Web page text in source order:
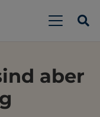
aber